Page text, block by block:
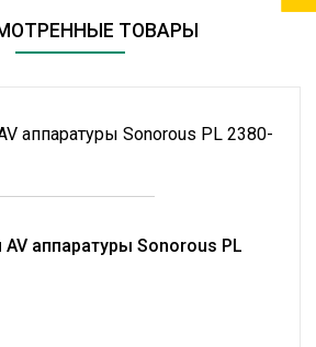
ТОВАРЫ
аппаратуры Sonorous PL